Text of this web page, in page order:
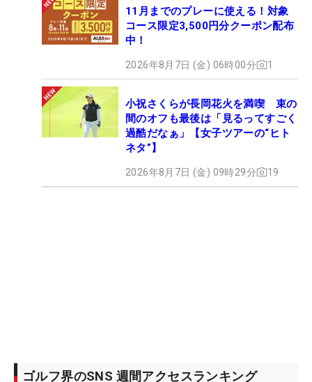
11月までのプレーに使える！対象
コース限定3,500円分クーポン配布
中！
2026年8月7日 (金) 06時00分 1
小祝さくらが長岡花火を満喫 束の
間のオフも最後は「見るってすごく
過酷だなぁ」【女子ツアーの“ヒト
ネタ”】
2026年8月7日 (金) 09時29分 19
ゴルフ界のSNS 週間アクセスランキング